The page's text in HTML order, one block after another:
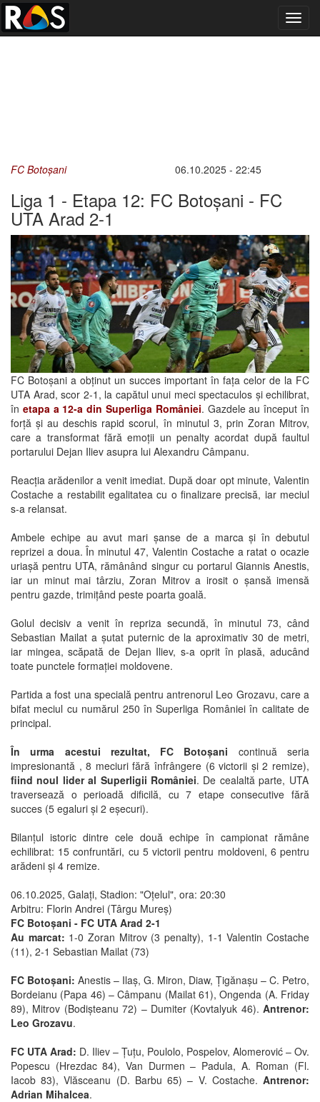
FC Botoșani 06.10.2025 - 22:45
Liga 1 - Etapa 12: FC Botoșani - FC
UTA Arad 2-1
FC Botoșani a obținut un succes important în fața celor de la FC
UTA Arad, scor 2-1, la capătul unui meci spectaculos și echilibrat,
în etapa a 12-a din Superliga României. Gazdele au început în
forță și au deschis rapid scorul, în minutul 3, prin Zoran Mitrov,
care a transformat fără emoții un penalty acordat după faultul
portarului Dejan Iliev asupra lui Alexandru Câmpanu.
Reacția arădenilor a venit imediat. După doar opt minute, Valentin
Costache a restabilit egalitatea cu o finalizare precisă, iar meciul
s-a relansat.
Ambele echipe au avut mari șanse de a marca și în debutul
reprizei a doua. În minutul 47, Valentin Costache a ratat o ocazie
uriașă pentru UTA, rămânând singur cu portarul Giannis Anestis,
iar un minut mai târziu, Zoran Mitrov a irosit o șansă imensă
pentru gazde, trimițând peste poarta goală.
Golul decisiv a venit în repriza secundă, în minutul 73, când
Sebastian Mailat a șutat puternic de la aproximativ 30 de metri,
iar mingea, scăpată de Dejan Iliev, s-a oprit în plasă, aducând
toate punctele formației moldovene.
Partida a fost una specială pentru antrenorul Leo Grozavu, care a
bifat meciul cu numărul 250 în Superliga României în calitate de
principal.
În urma acestui rezultat, FC Botoșani continuă seria
impresionantă , 8 meciuri fără înfrângere (6 victorii și 2 remize),
fiind noul lider al Superligii României. De cealaltă parte, UTA
traversează o perioadă dificilă, cu 7 etape consecutive fără
succes (5 egaluri și 2 eșecuri).
Bilanțul istoric dintre cele două echipe în campionat rămâne
echilibrat: 15 confruntări, cu 5 victorii pentru moldoveni, 6 pentru
arădeni și 4 remize.
06.10.2025, Galați, Stadion: "Oțelul", ora: 20:30
Arbitru: Florin Andrei (Târgu Mureș)
FC Botoșani - FC UTA Arad 2-1
Au marcat: 1-0 Zoran Mitrov (3 penalty), 1-1 Valentin Costache
(11), 2-1 Sebastian Mailat (73)
FC Botoșani: Anestis – Ilaș, G. Miron, Diaw, Țigănașu – C. Petro,
Bordeianu (Papa 46) – Câmpanu (Mailat 61), Ongenda (A. Friday
89), Mitrov (Bodișteanu 72) – Dumiter (Kovtalyuk 46). Antrenor:
Leo Grozavu.
FC UTA Arad: D. Iliev – Țuțu, Poulolo, Pospelov, Alomerović – Ov.
Popescu (Hrezdac 84), Van Durmen – Padula, A. Roman (Fl.
Iacob 83), Vlăsceanu (D. Barbu 65) – V. Costache. Antrenor:
Adrian Mihalcea.